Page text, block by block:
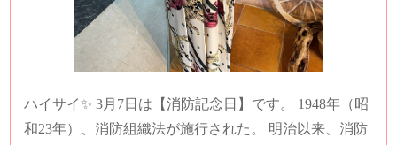
ハイサイ✨ 3月7日は【消防記念日】です。 1948年（昭
和23年）、消防組織法が施行された。 明治以来、消防